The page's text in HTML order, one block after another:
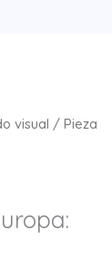
visual / Pieza